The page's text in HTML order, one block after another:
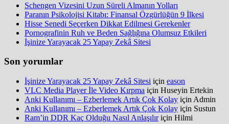
Schengen Vizesini Uzun Süreli Almanın Yolları
Paranın Psikolojisi Kitabı: Finansal Özgürlüğün 9 İlkesi
Hisse Senedi Seçerken Dikkat Edilmesi Gerekenler
Pornografinin Ruh ve Beden Sağlığına Olumsuz Etkileri
İşinize Yarayacak 25 Yapay Zekâ Sitesi
Son yorumlar
İşinize Yarayacak 25 Yapay Zekâ Sitesi için eason
VLC Media Player İle Video Kırpma için Huseyin Ertekin
Anki Kullanımı – Ezberlemek Artık Çok Kolay için Admin
Anki Kullanımı – Ezberlemek Artık Çok Kolay için Sustun
Ram’in DDR Kaç Olduğu Nasıl Anlaşılıriçin Hilmi